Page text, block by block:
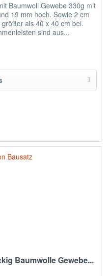
Baumwoll Gewebe 330g mit
19 mm hoch. Sowie 2 cm
als 40 x 40 cm bei.
sind aus...
Baumwolle Gewebe...